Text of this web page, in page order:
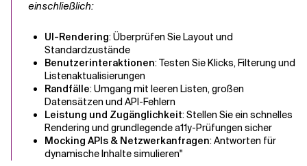
einschließlich:
UI-Rendering: Überprüfen Sie Layout und
Standardzustände
Benutzerinteraktionen: Testen Sie Klicks, Filterung und
Listenaktualisierungen
Randfälle: Umgang mit leeren Listen, großen
Datensätzen und API-Fehlern
Leistung und Zugänglichkeit: Stellen Sie ein schnelles
Rendering und grundlegende a11y-Prüfungen sicher
Mocking APIs & Netzwerkanfragen: Antworten für
dynamische Inhalte simulieren"